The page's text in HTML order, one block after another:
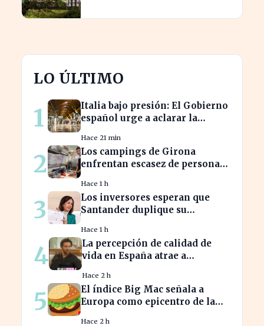
LO ÚLTIMO
1
Italia bajo presión: El Gobierno
español urge a aclarar la
Hace 21 min
2
Los campings de Girona
enfrentan escasez de personal
cubrirla
Hace 1 h
3
Los inversores esperan que
Santander duplique su
GVC Gaesco
Hace 1 h
4
La percepción de calidad de
vida en España atrae a
más altos
Hace 2 h
5
El índice Big Mac señala a
Europa como epicentro de la
Hace 2 h